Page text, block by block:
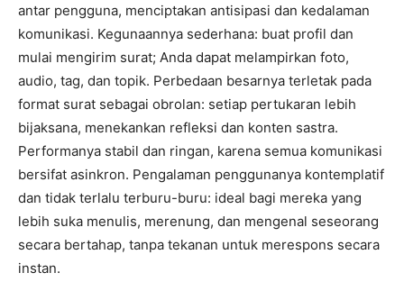
antar pengguna, menciptakan antisipasi dan kedalaman
komunikasi. Kegunaannya sederhana: buat profil dan
mulai mengirim surat; Anda dapat melampirkan foto,
audio, tag, dan topik. Perbedaan besarnya terletak pada
format surat sebagai obrolan: setiap pertukaran lebih
bijaksana, menekankan refleksi dan konten sastra.
Performanya stabil dan ringan, karena semua komunikasi
bersifat asinkron. Pengalaman penggunanya kontemplatif
dan tidak terlalu terburu-buru: ideal bagi mereka yang
lebih suka menulis, merenung, dan mengenal seseorang
secara bertahap, tanpa tekanan untuk merespons secara
instan.